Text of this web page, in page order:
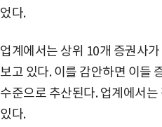
었다.
업계에서는 상위 10개 증권사
보고 있다. 이를 감안하면 이들
수준으로 추산된다. 업계에서
있다.